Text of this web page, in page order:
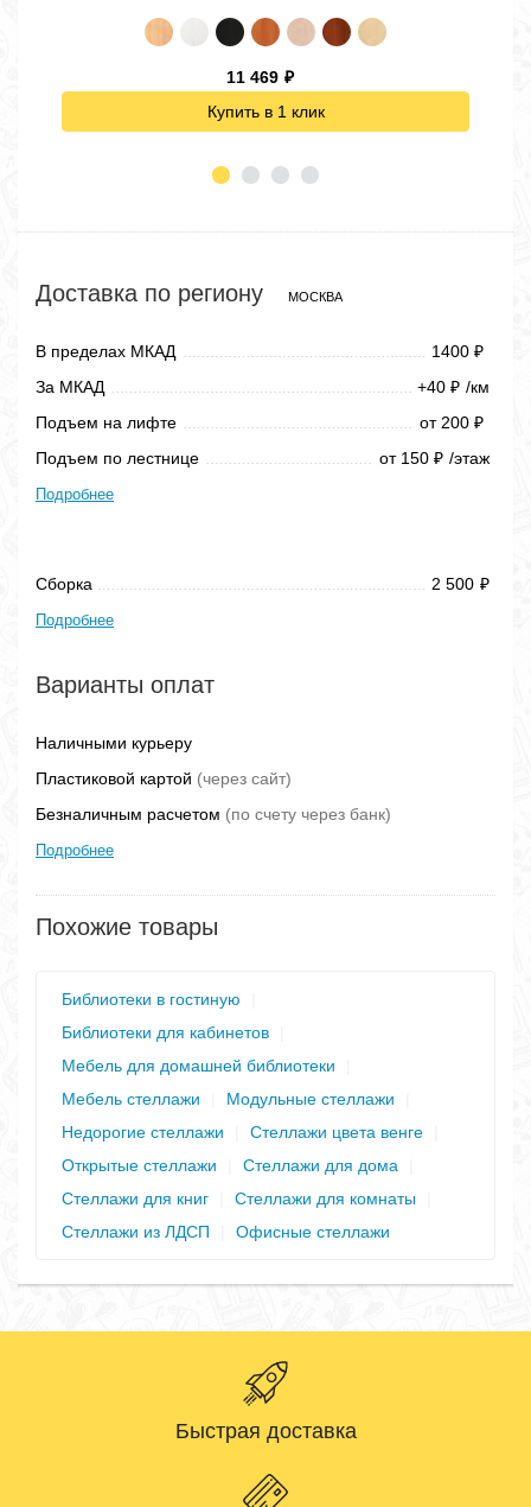
11 469 ₽
Купить в 1 клик
Доставка по региону МОСКВА
В пределах МКАД 1400 ₽
За МКАД +40 ₽ /км
Подъем на лифте
от 200 ₽
Подъем по лестнице от 150 ₽ /этаж
Подробнее
Сборка 2 500 ₽
Подробнее
Варианты оплат
Наличными курьеру
Пластиковой картой (через сайт)
Безналичным расчетом (по счету через банк)
Подробнее
Похожие товары
Библиотеки в гостиную
Библиотеки для кабинетов
Мебель для домашней библиотеки
Мебель стеллажи
Модульные стеллажи
Недорогие стеллажи
Стеллажи цвета венге
Открытые стеллажи
Стеллажи для дома
Стеллажи для книг
Стеллажи для комнаты
Стеллажи из ЛДСП
Офисные стеллажи
Быстрая доставка